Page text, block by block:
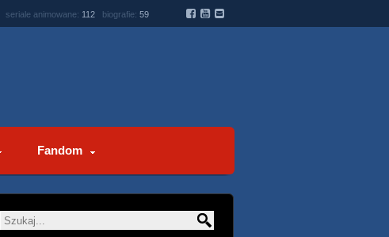
seriale animowane: 112 biografie: 59
Fandom